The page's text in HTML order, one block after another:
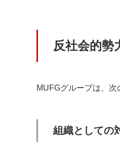
反社会的勢
MUFGグループは、
組織としての